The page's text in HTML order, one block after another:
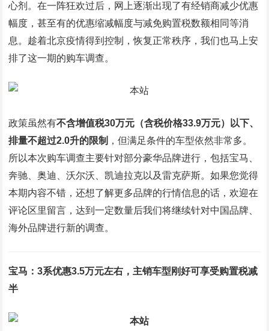
心剂。在一阵狂欢过后，网上逐渐出现了有经销商减少优惠
幅度，甚至有的优惠缩减幅度与减免购置税数额相同等消
息。趁着北京疫情得到控制，恢复正常秩序，我们也马上安
排了这一期的购车调查。
政策虽然有不含增值税30万元（含税价格33.9万元）以下、
排量不超过2.0升的限制 ，但满足条件的车型依然非常多。
所以本次购车调查主要针对部分豪华品牌进行，包括宝马、
奔驰、奥迪、沃尔沃、凯迪拉克以及雷克萨斯。如果您觉得
本期内容不错，还想了解更多品牌的行情信息的话，欢迎在
评论区里留言，达到一定数量后我们将继续针对中国品牌、
海外品牌进行新的调查。
宝马：3系优惠3.5万元左右，主销车型刚好可享受购置税减
半